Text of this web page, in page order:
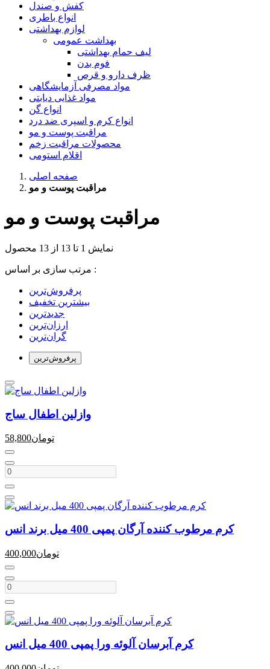
کفش و صندل
انواع باطری
لوازم بهداشتی
بهداشت عمومی
لیف حمام بهداشتی
فوم بدن
ظرف دارو و قرص
مواد مصرفی آزمایشگاهی
مواد غذایی دیابتی
انواع گن
انواع کرم و اسپری ضد درد
مراقبت پوست و مو
محصولات مراقبت زخم
اقلام استومی
صفحه اصلی
مراقبت پوست و مو
مراقبت پوست و مو
نمایش 1 تا 13 از 13 محصول
مرتب سازی بر اساس :
بیشترین تخفیف
جدیدترین
ارزان‌ترین
گران‌ترین
پرفروش‌ترین‌
وازلین اطفال ساج
58,800تومان
کرم مرطوب کننده آرگان پمپی 400 میل برند انس
400,000تومان
کرم آبرسان آلوئه ورا پمپی 400 میل انس